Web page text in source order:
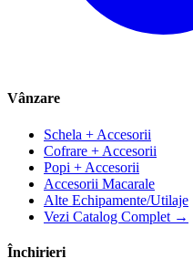
Vânzare
Schela + Accesorii
Cofrare + Accesorii
Popi + Accesorii
Accesorii Macarale
Alte Echipamente/Utilaje
Vezi Catalog Complet →
Închirieri